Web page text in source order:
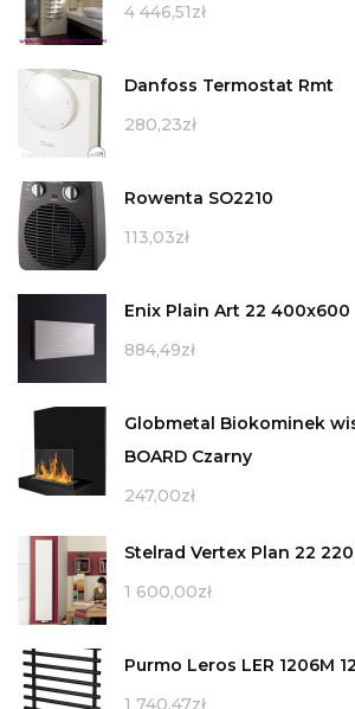
4 446,51zł
Danfoss Termostat Rmt
280,23zł
Rowenta SO2210
113,03zł
Enix Plain Art 22 400x600
884,49zł
Globmetal Biokominek
BOARD Czarny
247,00zł
Stelrad Vertex Plan 22
1 600,00zł
Purmo Leros LER 1206M
1 740,47zł